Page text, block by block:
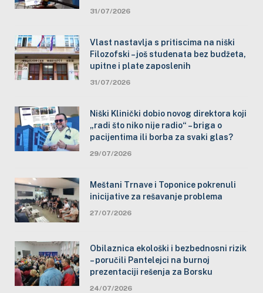
31/07/2026
Vlast nastavlja s pritiscima na niški
Filozofski – još studenata bez budžeta,
upitne i plate zaposlenih
31/07/2026
Niški Klinički dobio novog direktora koji
„radi što niko nije radio“ – briga o
pacijentima ili borba za svaki glas?
29/07/2026
Meštani Trnave i Toponice pokrenuli
inicijative za rešavanje problema
27/07/2026
Obilaznica ekološki i bezbednosni rizik
– poručili Pantelejci na burnoj
prezentaciji rešenja za Borsku
24/07/2026